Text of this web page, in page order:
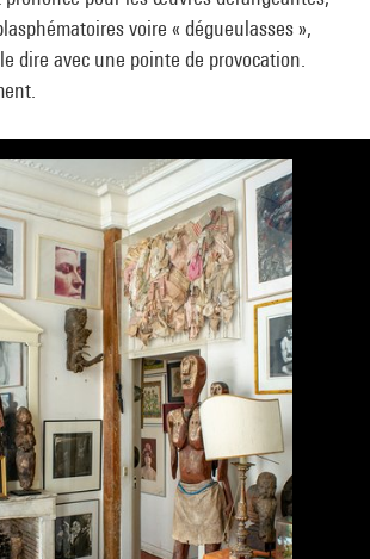
voire « dégueulasses »,
dire avec une pointe de provocation.